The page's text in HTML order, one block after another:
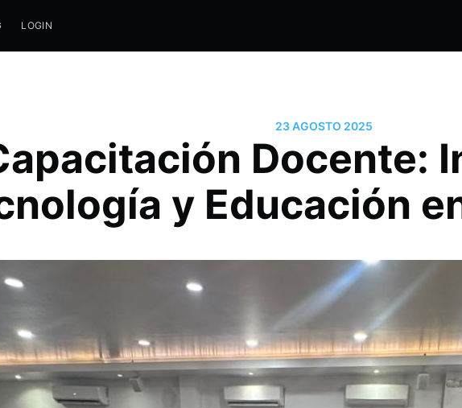
LOGIN
23 AGOSTO 2025
Docente:
y Educación